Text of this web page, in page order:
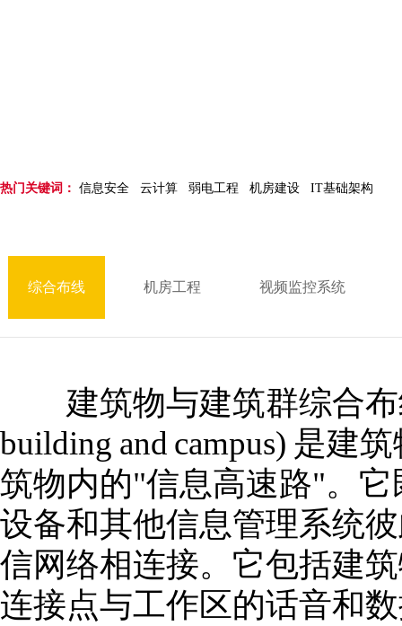
热门关键词： 信息安全 云计算 弱电工程 机房建设 IT基础架构
综合布线 机房工程 视频监控系统
建筑物与建筑群综合布
building and campus) 是建
筑物内的"信息高速路"。
设备和其他信息管理系统
信网络相连接。它包括建
连接点与工作区的话音和